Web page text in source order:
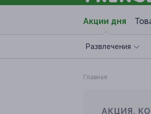
Акции дня
Развлечения
Главная
АКЦИЯ,